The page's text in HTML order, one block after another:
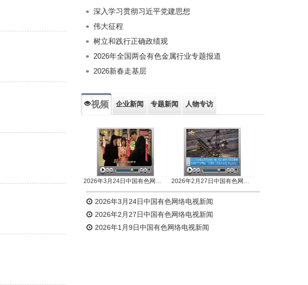
深入学习贯彻习近平党建思想
伟大征程
树立和践行正确政绩观
2026年全国两会有色金属行业专题报道
2026新春走基层
视频 企业新闻 专题新闻 人物专访
2026年3月24日中国有色网络电视新闻 2026年2月27日中国有色网络电视新闻
2026年3月24日中国有色网络电视新闻
2026年2月27日中国有色网络电视新闻
2026年1月9日中国有色网络电视新闻